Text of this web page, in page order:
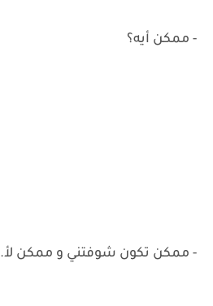
- ممكن أيه؟
- ممكن تكون شوفتني و ممكن لأ.